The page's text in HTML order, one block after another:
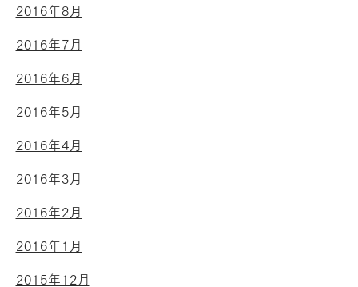
2016年8月
2016年7月
2016年6月
2016年5月
2016年4月
2016年3月
2016年2月
2016年1月
2015年12月